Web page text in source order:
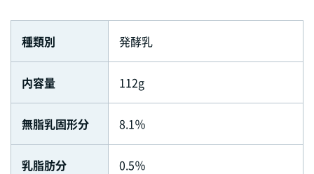
種類別 発酵乳
内容量 112g
無脂乳固形分 8.1％
乳脂肪分 0.5％